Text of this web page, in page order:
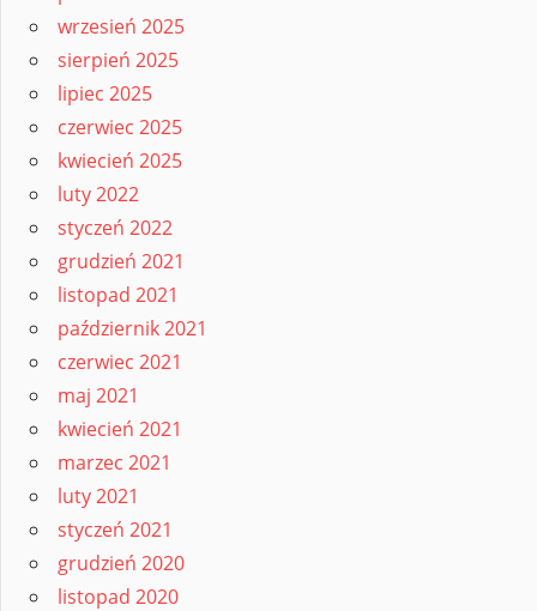
wrzesień 2025
sierpień 2025
lipiec 2025
czerwiec 2025
kwiecień 2025
luty 2022
styczeń 2022
grudzień 2021
listopad 2021
październik 2021
czerwiec 2021
maj 2021
kwiecień 2021
marzec 2021
luty 2021
styczeń 2021
grudzień 2020
listopad 2020